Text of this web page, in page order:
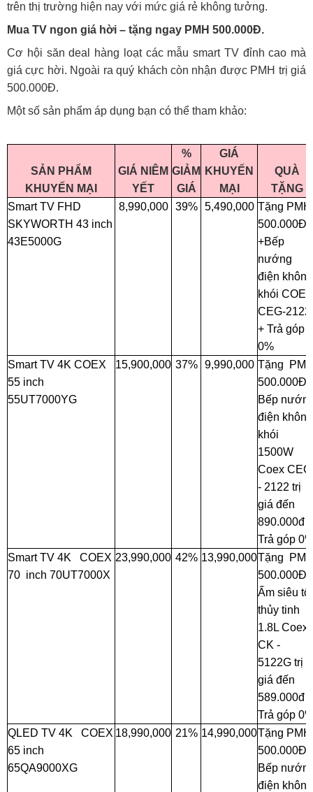
trên thị trường hiện nay với mức giá rẻ không tưởng.
Mua TV ngon giá hời – tặng ngay PMH 500.000Đ.
Cơ hội săn deal hàng loạt các mẫu smart TV đỉnh cao mà
giá cực hời. Ngoài ra quý khách còn nhận được PMH trị giá
500.000Đ.
Một số sản phẩm áp dụng bạn có thể tham khảo:
SẢN PHẨM
KHUYẾN MẠI
GIÁ NIÊM
YẾT
%
GIẢM
GIÁ
GIÁ
KHUYẾN
MẠI
QUÀ
TẶNG
Smart TV FHD
SKYWORTH 43 inch
43E5000G
8,990,000 39% 5,490,000 Tặng PMH
500.000Đ
+Bếp
nướng
điện không
khói COEX
CEG-2122
+ Trả góp
0%
Smart TV 4K COEX
55 inch
55UT7000YG
15,900,000 37% 9,990,000 Tặng
500.000Đ
Bếp
điện không
khói
1500W
Coex CEG
- 2122 trị
giá đến
890.000đ +
Trả góp
Smart TV 4K COEX
70 inch 70UT7000X
23,990,000 42% 13,990,000Tặng
500.000Đ
Ấm siêu
thủy tinh
1.8L Coex
CK -
5122G trị
giá đến
589.000đ +
Trả góp
QLED TV 4K COEX
65 inch
65QA9000XG
18,990,000 21% 14,990,000Tặng PMH
500.000Đ
Bếp
điện không